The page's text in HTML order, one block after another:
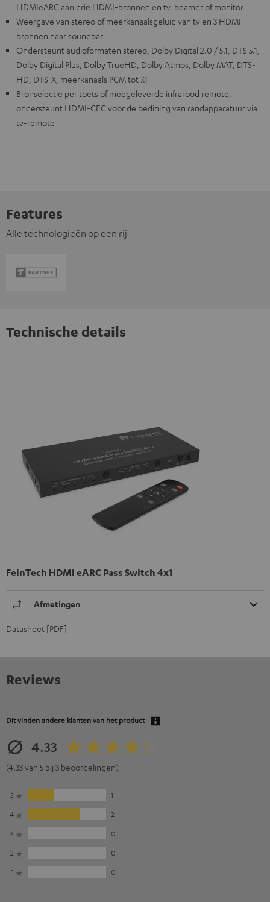
HDMIeARC aan drie HDMI-bronnen en tv, beamer of monitor
Weergave van stereo of meerkanaalsgeluid van tv en 3 HDMI-
bronnen naar soundbar
Ondersteunt audioformaten stereo, Dolby Digital 2.0 / 5.1, DTS 5.1,
Dolby Digital Plus, Dolby TrueHD, Dolby Atmos, Dolby MAT, DTS-
HD, DTS-X, meerkanaals PCM tot 7.1
Bronselectie per toets of meegeleverde infrarood remote,
ondersteunt HDMI-CEC voor de bedining van randapparatuur via
tv-remote
Features
Alle technologieën op een rij
Technische details
FeinTech HDMI eARC Pass Switch 4x1
Afmetingen
Datasheet [PDF]
Reviews
Dit vinden andere klanten van het product
4.33
(4.33 van 5 bij 3 beoordelingen)
5
1
4
2
3
0
2
0
1
0